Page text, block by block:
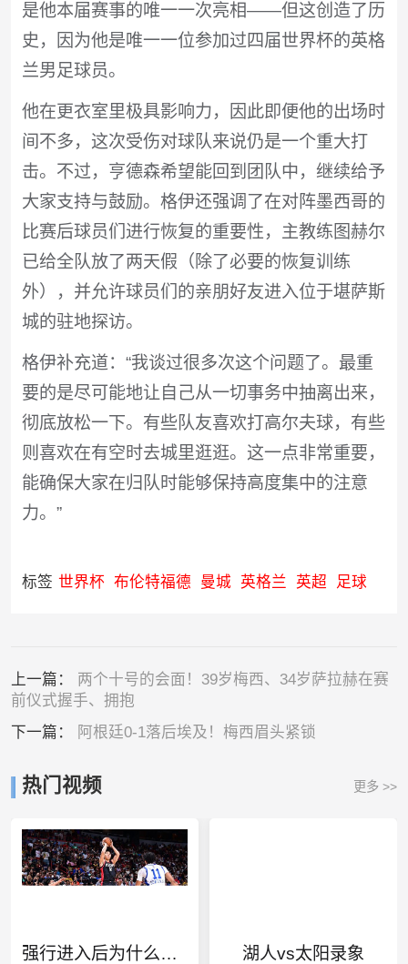
是他本届​​赛事的唯一一次亮相——但这创造了历
史，因为他是唯一一位参加过四届世界杯的英格
兰男足球员。
他在更衣室里极具影响力，因此即便他的出场时
间不多，这次受伤对球队来说仍是一个重大打
击。不过，亨德森希望能回到团队中，继续给予
大家支持与鼓励。格伊还强调了在对阵墨西哥的
比赛后球员们进行恢复的重要性，主教练图赫尔
已给全队放了两天假（除了必要的恢复训练
外），并允许球员们的亲朋好友进入位于堪萨斯
城的驻地探访。
格伊补充道：“我谈过很多次这个问题了。最重
要的是尽可能地让自己从一切事务中抽离出来，
彻底放松一下。有些队友喜欢打高尔夫球，有些
则喜欢在有空时去城里逛逛。这一点非常重要，
能确保大家在归队时能够保持高度集中的注意
力。”
标签 世界杯 布伦特福德 曼城 英格兰 英超 足球
上一篇： 两个十号的会面！39岁梅西、34岁萨拉赫在赛
前仪式握手、拥抱
下一篇：
阿根廷0-1落后埃及！梅西眉头紧锁
热门视频 更多 >>
强行进入后为什么不挣扎了 湖人vs太阳录象